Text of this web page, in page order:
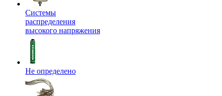
Системы
распределения
высокого напряжения
Не определено